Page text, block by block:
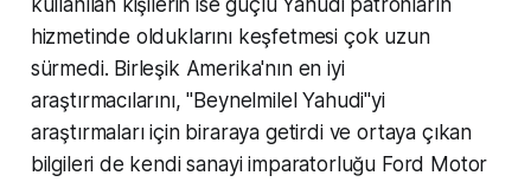
hizmetinde olduklarını keşfetmesi çok uzun
sürmedi. Birleşik Amerika'nın en iyi
araştırmacılarını, "Beynelmilel Yahudi"yi
araştırmaları için biraraya getirdi ve ortaya çıkan
bilgileri de kendi sanayi imparatorluğu Ford Motor